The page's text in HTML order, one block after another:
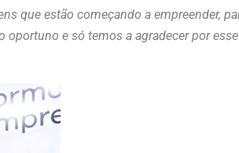
que estão começando a empreender,
e só temos a agradecer por